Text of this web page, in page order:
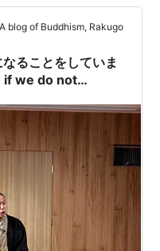
は想像もしていなか
まりにも巨大過ぎて、
ったく観えていなか
巨大な『問』が、…
blog of Buddhism, Rakugo
ることをしていま
if we do not